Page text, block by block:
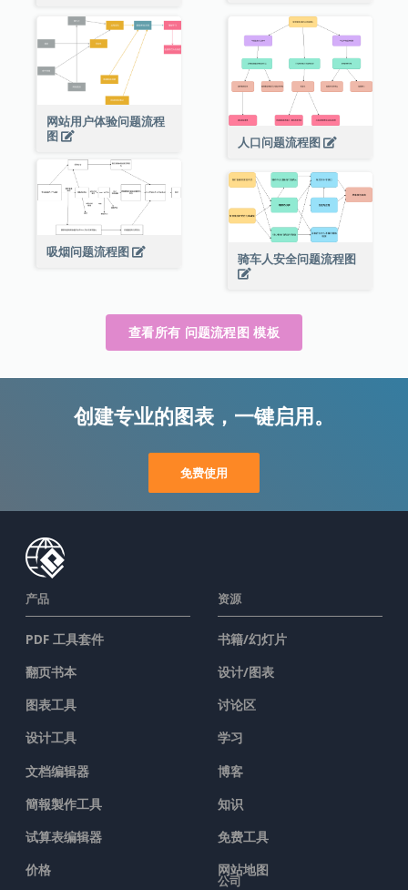
网站用户体验问题流程
图
人口问题流程图
吸烟问题流程图 骑车人安全问题流程图
查看所有 问题流程图 模板
创建专业的图表，一键启用。
免费使用
产品
PDF 工具套件
翻页书本
图表工具
设计工具
文档编辑器
簡報製作工具
试算表编辑器
价格
资源
书籍/幻灯片
设计/图表
讨论区
学习
博客
知识
免费工具
网站地图
公司